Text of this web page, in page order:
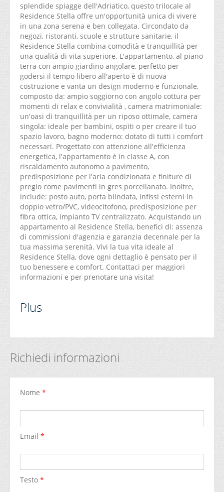
splendide spiagge dell'Adriatico, questo trilocale al
Residence Stella offre un'opportunità unica di vivere
in una zona serena e ben collegata. Circondato da
negozi, ristoranti, scuole e strutture sanitarie, il
Residence Stella combina comodità e tranquillità per
una qualità di vita superiore. L'appartamento, al piano
terra con ampio giardino angolare, perfetto per
godersi il tempo libero all'aperto è di nuova
costruzione e vanta un design moderno e funzionale,
composto da: ampio soggiorno con angolo cottura per
momenti di relax e convivialità , camera matrimoniale:
un'oasi di tranquillità per un riposo ottimale, camera
singola: ideale per bambini, ospiti o per creare il tuo
spazio lavoro, bagno moderno: dotato di tutti i comfort
necessari. Progettato con attenzione all'efficienza
energetica, l'appartamento è in classe A, con
riscaldamento autonomo a pavimento,
predisposizione per l'aria condizionata e finiture di
pregio come pavimenti in gres porcellanato. Inoltre,
include: posto auto, porta blindata, infissi esterni in
doppio vetro/PVC, videocitofono, predisposizione per
fibra ottica, impianto TV centralizzato. Acquistando un
appartamento al Residence Stella, benefici di: assenza
di commissioni d'agenzia e garanzia decennale per la
tua massima serenità. Vivi la tua vita ideale al
Residence Stella, dove ogni dettaglio è pensato per il
tuo benessere e comfort. Contattaci per maggiori
informazioni e per prenotare una visita!
Plus
Richiedi informazioni
Nome *
Email *
Testo *